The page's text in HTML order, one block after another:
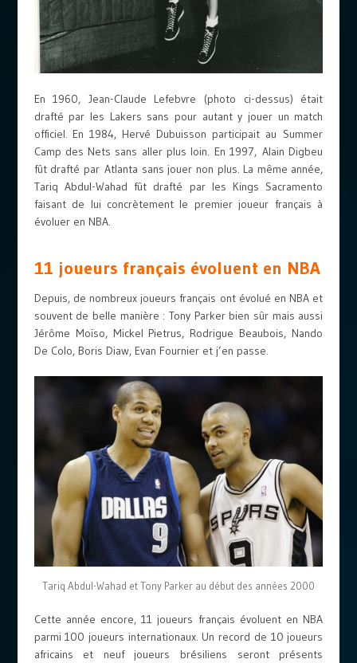
En 1960, Jean-Claude Lefebvre (photo ci-dessus) était
drafté par les Lakers sans pour autant y jouer un match
officiel. En 1984, Hervé Dubuisson participait au Summer
Camp des Nets sans aller plus loin. En 1997, Alain Digbeu
fût drafté par Atlanta sans jouer non plus. La même année,
Tariq Abdul-Wahad fût drafté par les Kings Sacramento
faisant de lui concrètement le premier joueur français à
évoluer en NBA.
11 joueurs français évoluent en NBA
Depuis, de nombreux joueurs français ont évolué en NBA et
souvent de belle manière : Tony Parker bien sûr mais aussi
Jérôme Moïso, Mickel Pietrus, Rodrigue Beaubois, Nando
De Colo, Boris Diaw, Evan Fournier et j’en passe.
Tariq Abdul-Wahad et Tony Parker au début des années 2000
Cette année encore, 11 joueurs français évoluent en NBA
parmi 100 joueurs internationaux. Un record de 10 joueurs
africains et neuf joueurs brésiliens seront présents